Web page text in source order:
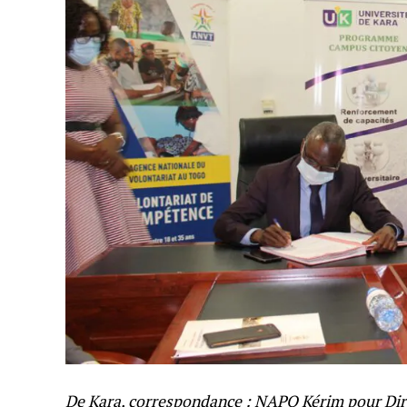
De Kara, correspondance : NAPO Kérim pour